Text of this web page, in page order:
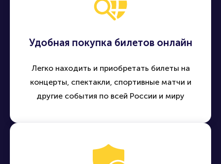
Удобная покупка билетов онлайн
Легко находить и приобретать билеты на
концерты, спектакли, спортивные матчи и
другие события по всей России и миру